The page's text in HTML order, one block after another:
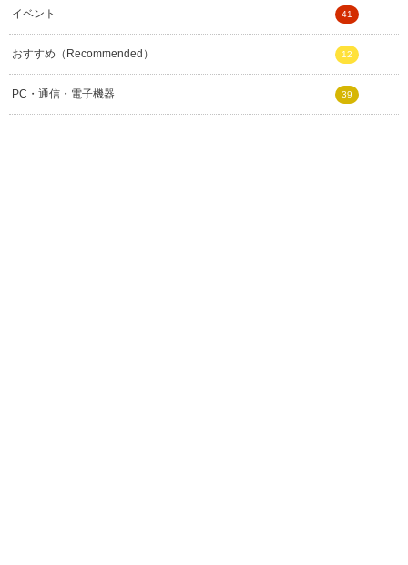
イベント 41
おすすめ（Recommended） 12
PC・通信・電子機器 39